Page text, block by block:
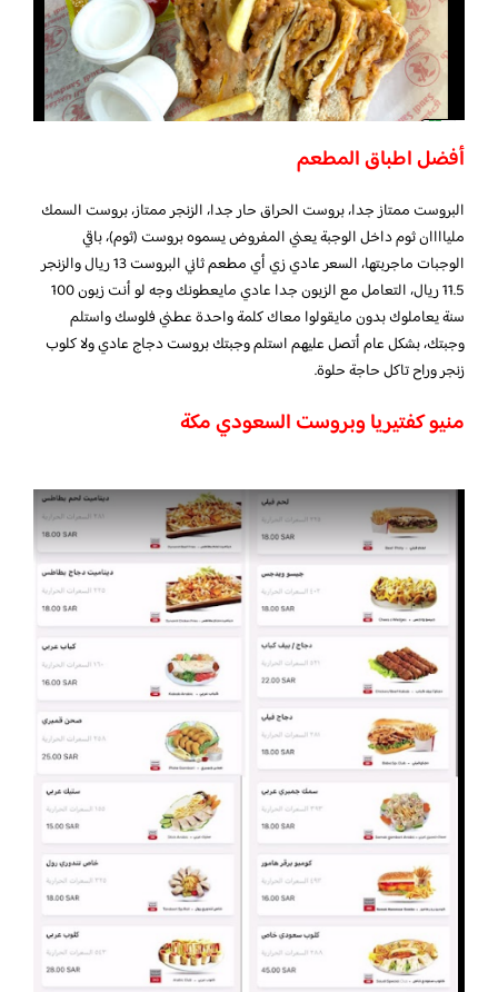
أفضل اطباق المطعم
البروست ممتاز جدا، بروست الحراق حار جدا، الزنجر ممتاز، بروست السمك
ملياااان ثوم داخل الوجبة يعني المفروض يسموه بروست (ثوم)، باقي
الوجبات ماجربتها، السعر عادي زي أي مطعم ثاني البروست 13 ريال والزنجر
11.5 ريال، التعامل مع الزبون جدا عادي مايعطونك وجه لو أنت زبون 100
سنة يعاملوك بدون مايقولوا معاك كلمة واحدة عطني فلوسك واستلم
وجبتك، بشكل عام أتصل عليهم استلم وجبتك بروست دجاج عادي ولا كلوب
زنجر وراح تاكل حاجة حلوة.
منيو كفتيريا وبروست السعودي مكة